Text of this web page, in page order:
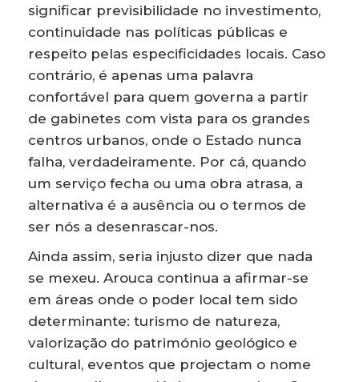
significar previsibilidade no investimento,
continuidade nas políticas públicas e
respeito pelas especificidades locais. Caso
contrário, é apenas uma palavra
confortável para quem governa a partir
de gabinetes com vista para os grandes
centros urbanos, onde o Estado nunca
falha, verdadeiramente. Por cá, quando
um serviço fecha ou uma obra atrasa, a
alternativa é a ausência ou o termos de
ser nós a desenrascar-nos.
Ainda assim, seria injusto dizer que nada
se mexeu. Arouca continua a afirmar-se
em áreas onde o poder local tem sido
determinante: turismo de natureza,
valorização do património geológico e
cultural, eventos que projectam o nome